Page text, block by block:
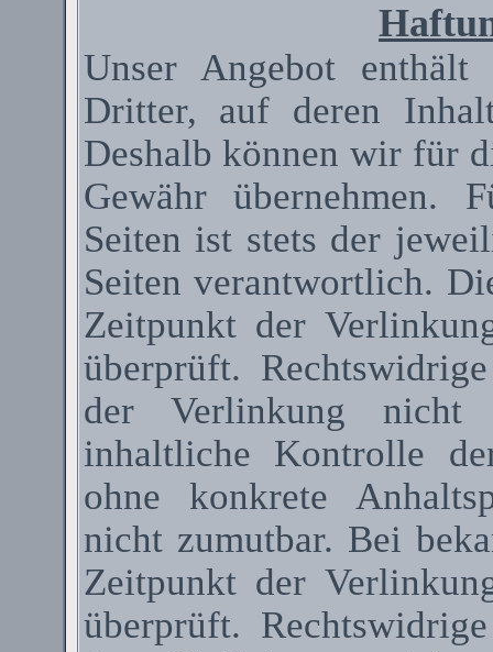
Unser Angebot
Dritter, auf deren
Deshalb können wir für
Gewähr übernehmen.
Seiten ist stets der
Seiten verantwortlich.
Zeitpunkt der
überprüft.
der Verlinkung nicht
inhaltliche Kontrolle
ohne konkrete
nicht zumutbar. Bei
Zeitpunkt der
überprüft.